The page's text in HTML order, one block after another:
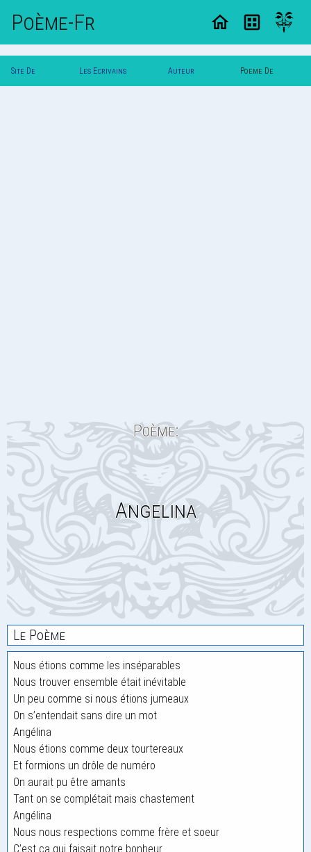
Poème-Fr
Site De Les Ecrivains Auteur Poeme De
Poème:
Angelina
Le Poème
Nous étions comme les inséparables
Nous trouver ensemble était inévitable
Un peu comme si nous étions jumeaux
On s’entendait sans dire un mot
Angélina
Nous étions comme deux tourtereaux
Et formions un drôle de numéro
On aurait pu être amants
Tant on se complétait mais chastement
Angélina
Nous nous respections comme frère et soeur
C’est ça qui faisait notre bonheur